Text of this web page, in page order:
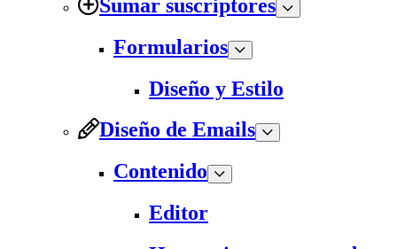
Sumar suscriptores
Formularios
Diseño y Estilo
Diseño de Emails
Contenido
Editor